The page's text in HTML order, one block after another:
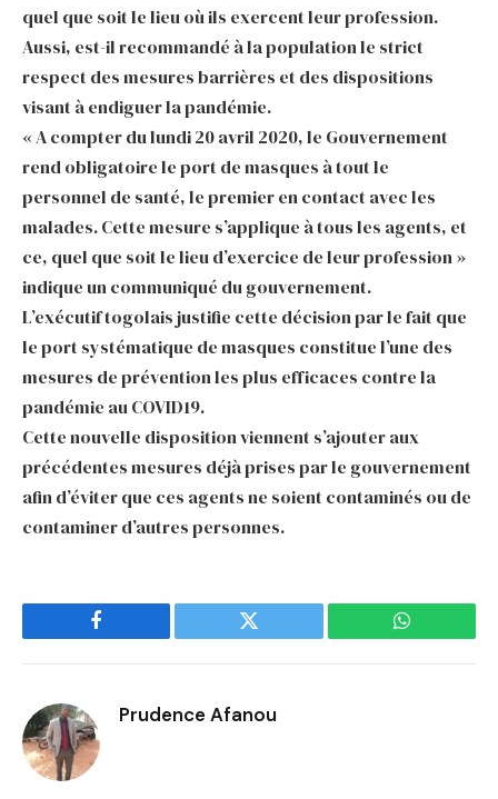
quel que soit le lieu où ils exercent leur profession.
Aussi, est-il recommandé à la population le strict
respect des mesures barrières et des dispositions
visant à endiguer la pandémie.
« A compter du lundi 20 avril 2020, le Gouvernement
rend obligatoire le port de masques à tout le
personnel de santé, le premier en contact avec les
malades. Cette mesure s’applique à tous les agents, et
ce, quel que soit le lieu d’exercice de leur profession »
indique un communiqué du gouvernement.
L’exécutif togolais justifie cette décision par le fait que
le port systématique de masques constitue l’une des
mesures de prévention les plus efficaces contre la
pandémie au COVID19.
Cette nouvelle disposition viennent s’ajouter aux
précédentes mesures déjà prises par le gouvernement
afin d’éviter que ces agents ne soient contaminés ou de
contaminer d’autres personnes.
Facebook Twitter WhatsApp
Prudence Afanou